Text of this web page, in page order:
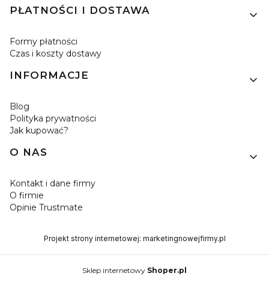
PŁATNOŚCI I DOSTAWA
Formy płatności
Czas i koszty dostawy
INFORMACJE
Blog
Polityka prywatności
Jak kupować?
O NAS
Kontakt i dane firmy
O firmie
Opinie Trustmate
Projekt strony internetowej: marketingnowejfirmy.pl
Sklep internetowy Shoper.pl